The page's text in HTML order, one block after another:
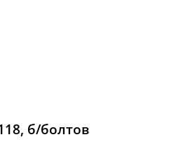
б/болтов